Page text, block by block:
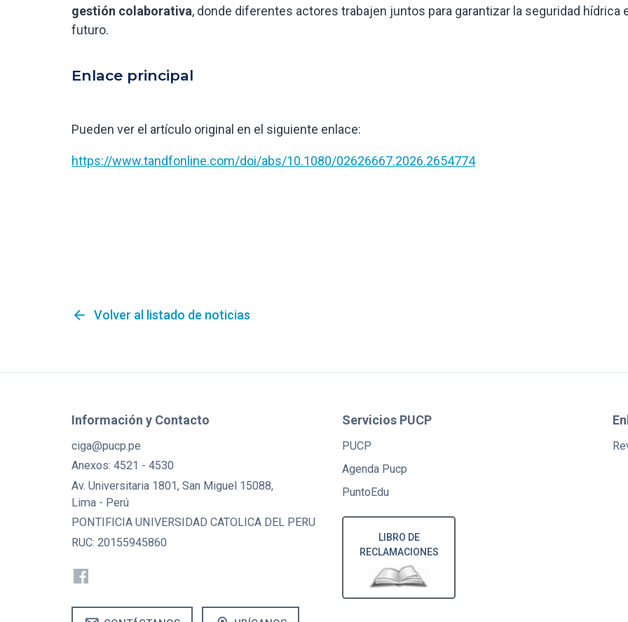
gestión colaborativa, donde diferentes actores trabajen juntos para garantizar la seguridad hídrica
futuro.
Enlace principal
Pueden ver el artículo original en el siguiente enlace:
https://www.tandfonline.com/doi/abs/10.1080/02626667.2026.2654774
arrow_back Volver al listado de noticias
Información y Contacto
ciga@pucp.pe
Anexos: 4521 - 4530
Av. Universitaria 1801, San Miguel 15088,
Lima - Perú
PONTIFICIA UNIVERSIDAD CATOLICA DEL PERU
RUC: 20155945860
Servicios PUCP
PUCP
Agenda Pucp
PuntoEdu
LIBRO DE
RECLAMACIONES